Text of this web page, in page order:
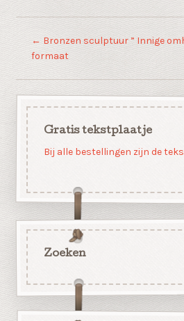
← Bronzen sculptuur ” Innige
formaat
Gratis tekstplaatje
Bij alle bestellingen zijn de
Zoeken